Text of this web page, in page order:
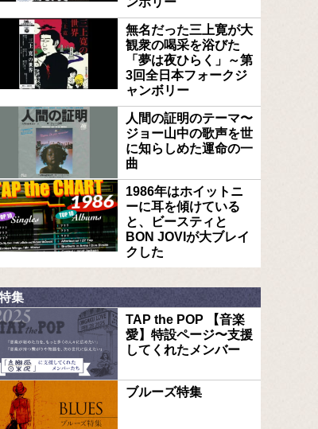
無名だった三上寛が大
観衆の喝采を浴びた
「夢は夜ひらく」～第
3回全日本フォークジ
ャンボリー
人間の証明のテーマ〜
ジョー山中の歌声を世
に知らしめた運命の一
曲
1986年はホイットニ
ーに耳を傾けている
と、ビースティと
BON JOVIが大ブレイ
クした
集
TAP the POP 【音楽
愛】特設ページ〜支援
してくれたメンバー
ブルーズ特集